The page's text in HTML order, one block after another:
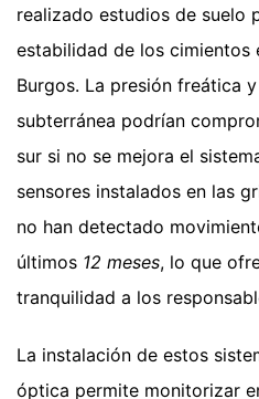
realizado estudios de suelo
estabilidad de los cimientos
Burgos. La presión freática
subterránea podrían
sur si no se mejora el
sensores instalados en las
no han detectado
últimos 12 meses, lo que
tranquilidad a los
La instalación de estos
óptica permite monitorizar